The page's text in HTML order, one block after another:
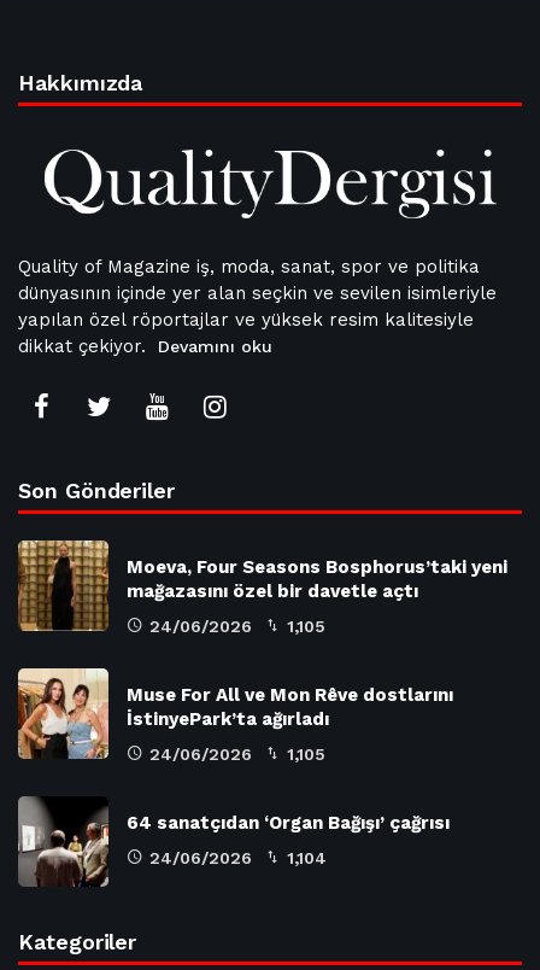
Hakkımızda
Quality of Magazine iş, moda, sanat, spor ve politika
dünyasının içinde yer alan seçkin ve sevilen isimleriyle
yapılan özel röportajlar ve yüksek resim kalitesiyle
dikkat çekiyor.
Devamını oku
Son Gönderiler
Moeva, Four Seasons Bosphorus’taki yeni
mağazasını özel bir davetle açtı
24/06/2026 1,105
Muse For All ve Mon Rêve dostlarını
İstinyePark’ta ağırladı
24/06/2026 1,105
64 sanatçıdan ‘Organ Bağışı’ çağrısı
24/06/2026 1,104
Kategoriler